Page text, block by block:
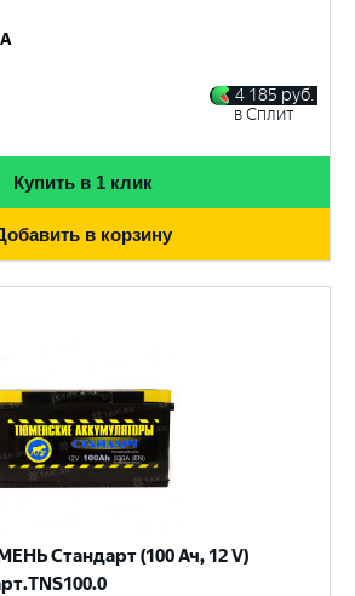
4 185 руб.
в Сплит
Купить в 1 клик
в корзину
Стандарт (100 Ач, 12 V)